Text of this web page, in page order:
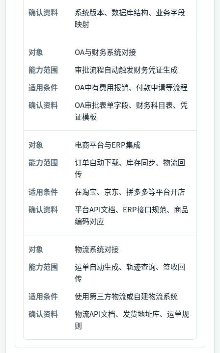
范
围
适
用
条
件
认
料
系统版本、数据库结构、业务字段
映射
OA与财务系统对接
审批流程自动触发财务凭证生成
OA中有费用报销、付款申请等流程
OA审批表单字段、财务科目表、凭
证模板
电商平台与ERP集成
订单自动下载、库存同步、物流回
传
在淘宝、京东、拼多多等平台开店
平台API文档、ERP接口规范、商品
编码对应
物流系统对接
运单自动生成、轨迹查询、签收回
传
使用第三方物流或自建物流系统
物流API文档、发货地址库、运单规
则